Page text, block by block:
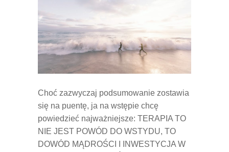
Choć zazwyczaj podsumowanie zostawia
się na puentę, ja na wstępie chcę
powiedzieć najważniejsze: TERAPIA TO
NIE JEST POWÓD DO WSTYDU, TO
DOWÓD MĄDROŚCI I INWESTYCJA W